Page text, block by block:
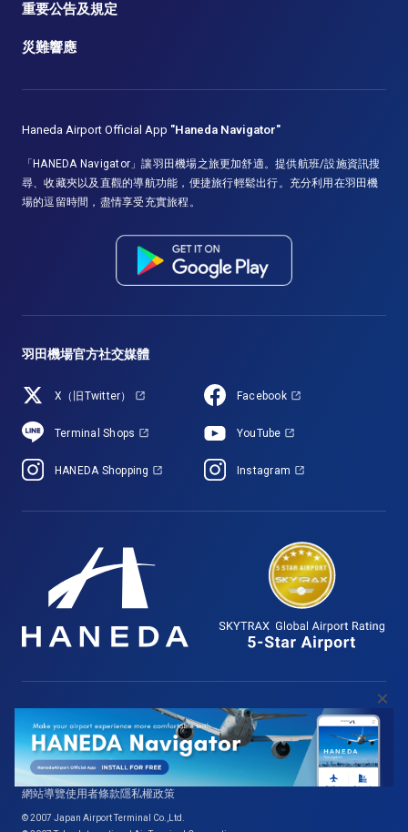
×
重要公告及規定
災難響應
Haneda Airport Official App "Haneda Navigator"
「HANEDA Navigator」讓羽田機場之旅更加舒適。提供航班/設施資訊搜
尋、收藏夾以及直觀的導航功能，便捷旅行輕鬆出行。充分利用在羽田機
場的逗留時間，盡情享受充實旅程。
羽田機場官方社交媒體
X（旧Twitter） Facebook
Terminal Shops YouTube
HANEDA Shopping Instagram
東京國際機場航廈株式會社
網站導覽使用者條款隱私權政策
© 2007 Japan Airport Terminal Co.,Ltd.